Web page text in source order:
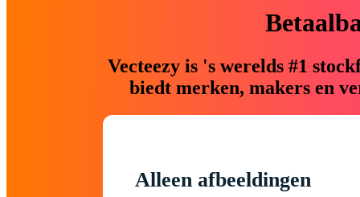
Vecteezy is 's werelds #1
biedt merken, makers en
Alleen afbeeldingen